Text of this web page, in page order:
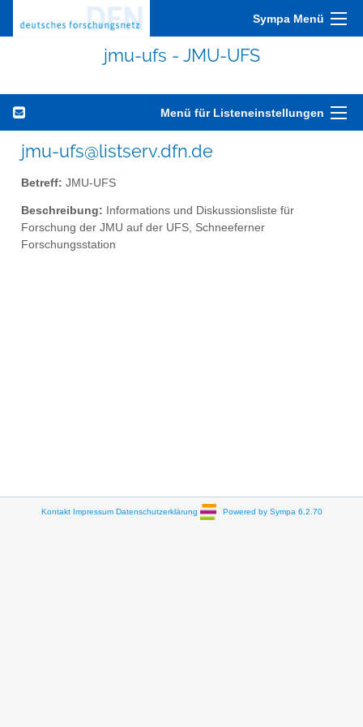
Sympa Menü
jmu-ufs - JMU-UFS
Menü für Listeneinstellungen
jmu-ufs@listserv.dfn.de
Betreff: JMU-UFS
Beschreibung: Informations und Diskussionsliste für
Forschung der JMU auf der UFS, Schneeferner
Forschungsstation
Kontakt Impressum Datenschutzerklärung Powered by Sympa 6.2.70